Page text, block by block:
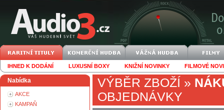
IHNED K DODÁNÍ LUXUSNÍ BOXY KNIŽNÍ NOVINKY FILMOVÉ
Nabídka
AKCE
KAMPAŇ
VÝBĚR ZBOŽÍ »
OBJEDNÁVKY